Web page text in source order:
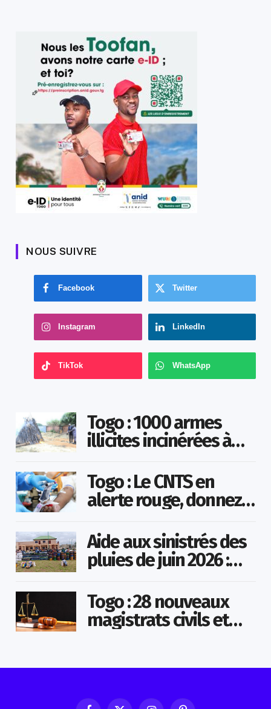
NOUS SUIVRE
Facebook Twitter
Instagram LinkedIn
TikTok WhatsApp
Togo : 1000 armes
illicites incinérées à
Togo : Le CNTS en
alerte rouge, donnez
sauver des vies !
Aide aux sinistrés des
pluies de juin 2026 :
des opérations à
Kotokoli-zongo
Togo : 28 nouveaux
magistrats civils et